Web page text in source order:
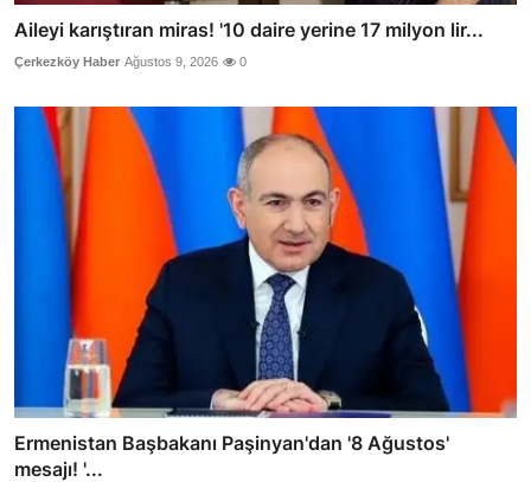
Aileyi karıştıran miras! '10 daire yerine 17 milyon lir...
Çerkezköy Haber Ağustos 9, 2026 0
Ermenistan Başbakanı Paşinyan'dan '8 Ağustos'
mesajı! '...